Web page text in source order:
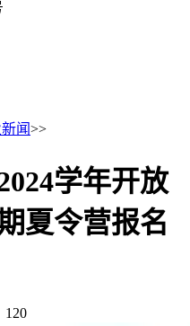
闻>>
学年开放
夏令营报名
120